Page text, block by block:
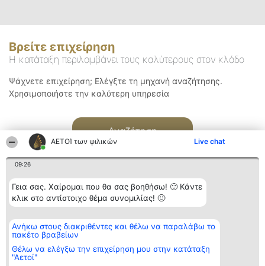
ΑΕΤΟΊ των ψιλικών Live chat
09:26
Γεια σας. Χαίρομαι που θα σας βοηθήσω! 🙂 Κάντε
κλικ στο αντίστοιχο θέμα συνομιλίας! 🙂
Ανήκω στους διακριθέντες και θέλω να παραλάβω το
πακέτο βραβείων
Θέλω να ελέγξω την επιχείρηση μου στην κατάταξη
"Αετοί"
Βρείτε επιχείρηση
Η κατάταξη περιλαμβάνει τους καλύτερους στον κλάδο
Ψάχνετε επιχείρηση; Ελέγξτε τη μηχανή αναζήτησης.
Χρησιμοποιήστε την καλύτερη υπηρεσία
Αναζήτηση
Διοργανωτής της
κατάταξης
BEAUTIFUL COMPANY
ΤΗΛ. ΕΠΙΚΟΙΝΩΝΙΑΣ:
2104128019
Κατάταξη
Διακριθέντες
των
διακριθέντων
Επικοινωνία
Επικοινωνία